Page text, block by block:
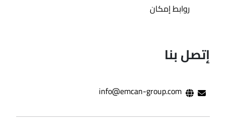
روابط إمكان
إتصل بنا
info@emcan-group.com